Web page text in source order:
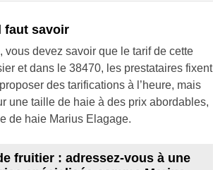
faut savoir
devez savoir que le tarif de cette
et dans le 38470, les prestataires fixent
des tarifications à l’heure, mais
une taille de haie à des prix abordables,
de haie Marius Elagage.
fruitier : adressez-vous à une